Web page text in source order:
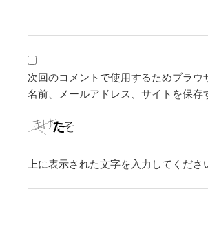
次回のコメントで使用するためブラウ
名前、メールアドレス、サイトを保存
上に表示された文字を入力してくださ